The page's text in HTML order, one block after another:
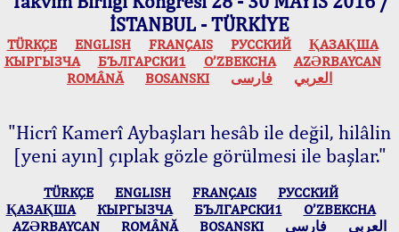
İSTANBUL - TÜRKİYE
TÜRKÇE ENGLISH FRANÇAIS РУССКИЙ
ҚАЗАҚША
КЫPГЫЗЧA
БЪЛГАРСКИ1 O’ZBEKCHA
AZӘRBAYCAN
ROMÂNĂ
BOSANSKI العربي فارسی
"Hicrî Kamerî Aybaşları hesâb ile değil, hilâlin
[yeni ayın] çıplak gözle görülmesi ile başlar."
TÜRKÇE ENGLISH FRANÇAIS
РУССКИЙ
ҚАЗАҚША
КЫPГЫЗЧA БЪЛГАРСКИ1
O’ZBEKCHA
AZӘRBAYCAN
ROMÂNĂ BOSANSKI العربي فارسی